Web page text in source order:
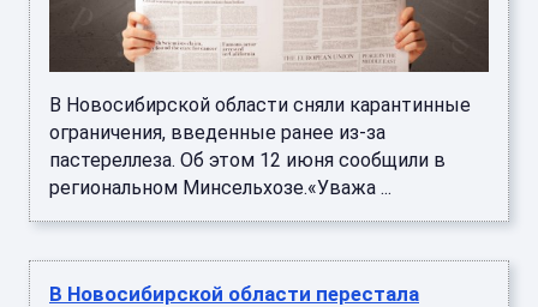
В Новосибирской области сняли карантинные
ограничения, введенные ранее из-за
пастереллеза. Об этом 12 июня сообщили в
региональном Минсельхозе.«Уважа ...
В Новосибирской области перестала